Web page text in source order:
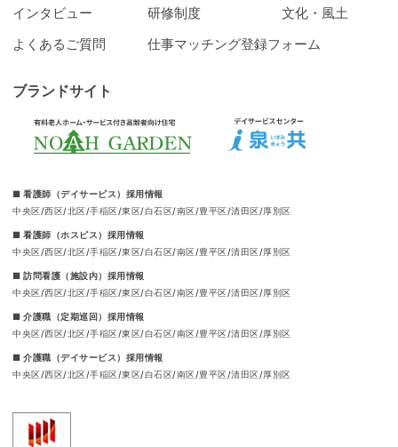
インタビュー
研修制度
文化・風土
よくあるご質問
仕事マッチング登録フォーム
ブランドサイト
■ 介護職（定期巡回）採用情報
中央区 西区 北区 手稲区 東区 白石区 南区 豊平区 清田区 厚別区
■ 介護職（デイサービス）採用情報
中央区 西区 北区 手稲区 東区 白石区 南区 豊平区 清田区 厚別区
■ 訪問看護（施設内）採用情報
中央区 西区 北区 手稲区 東区 白石区 南区 豊平区 清田区 厚別区
■ 看護師（デイサービス）採用情報
中央区 西区 北区 手稲区 東区 白石区 南区 豊平区 清田区 厚別区
■ 看護師（ホスピス）採用情報
中央区 西区 北区 手稲区 東区 白石区 南区 豊平区 清田区 厚別区